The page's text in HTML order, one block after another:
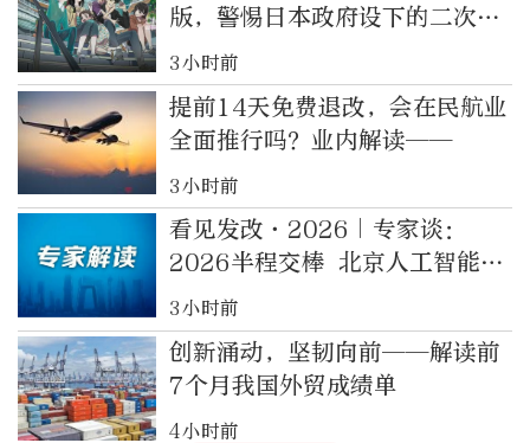
版，警惕日本政府设下的二次元
陷阱
3小时前
提前14天免费退改，会在民航业
全面推行吗？业内解读——
3小时前
看见发改·2026｜专家谈：
2026半程交棒 北京人工智能跑
出“第二曲线”
3小时前
创新涌动，坚韧向前——解读前
7个月我国外贸成绩单
4小时前